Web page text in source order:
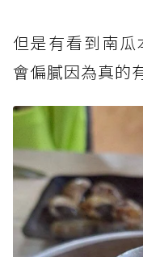
但是有看到南
會偏膩因為真的